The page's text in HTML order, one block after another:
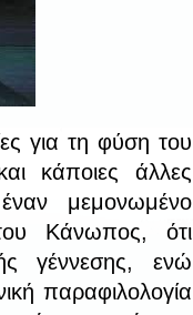
για τη φύση του
κάποιες άλλες
μεμονωμένο
Κάνωπος, ότι
γέννεσης, ενώ
παραφιλολογία